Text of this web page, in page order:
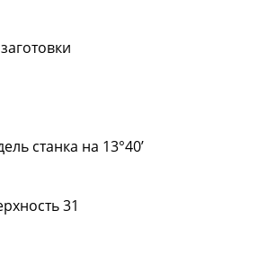
станка на 13°40’
31